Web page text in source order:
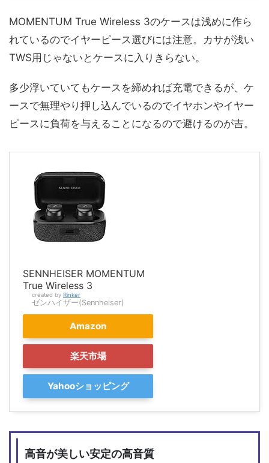
MOMENTUM True Wireless 3のケースは浅めに作ら
れているのでイヤーピース選びには注意。カサが浅い
TWS用じゃないとケースに入りきらない。
多少浮いていてもケースを締めれば充電できるが、ケ
ースで無理やり押し込んでいるのでイヤホンやイヤー
ピースに負荷を与えることになるので避けるのが吉。
SENNHEISER MOMENTUM
True Wireless 3
created by Rinker
ゼンハイザー(Sennheiser)
Amazon
楽天市場
Yahooショッピング
高音が美しい安定の高音質